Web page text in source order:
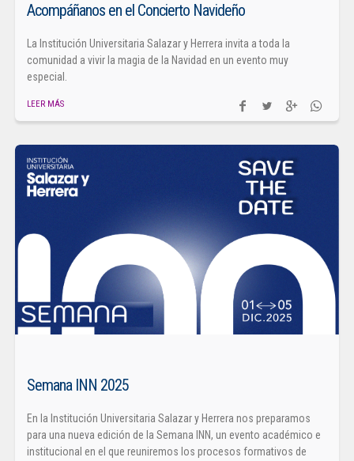
Acompáñanos en el Concierto Navideño
La Institución Universitaria Salazar y Herrera invita a toda la
comunidad a vivir la magia de la Navidad en un evento muy
especial.
LEER MÁS
Semana INN 2025
En la Institución Universitaria Salazar y Herrera nos preparamos
para una nueva edición de la Semana INN, un evento académico e
institucional en el que reuniremos los procesos formativos de